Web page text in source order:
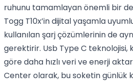
ruhunu tamamlayan önemli bir
Togg T10x’in dijital yaşamla
kullanılan şarj çözümlerinin de
gerektirir. Usb Type C teknolojisi,
göre daha hızlı veri ve enerji
Center olarak, bu soketin günlük